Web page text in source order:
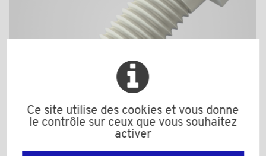
Ce site utilise des cookies et vous donne
le contrôle sur ceux que vous souhaitez
activer